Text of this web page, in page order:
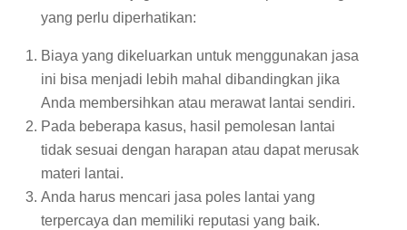
yang perlu diperhatikan:
Biaya yang dikeluarkan untuk menggunakan jasa
ini bisa menjadi lebih mahal dibandingkan jika
Anda membersihkan atau merawat lantai sendiri.
Pada beberapa kasus, hasil pemolesan lantai
tidak sesuai dengan harapan atau dapat merusak
materi lantai.
Anda harus mencari jasa poles lantai yang
terpercaya dan memiliki reputasi yang baik.